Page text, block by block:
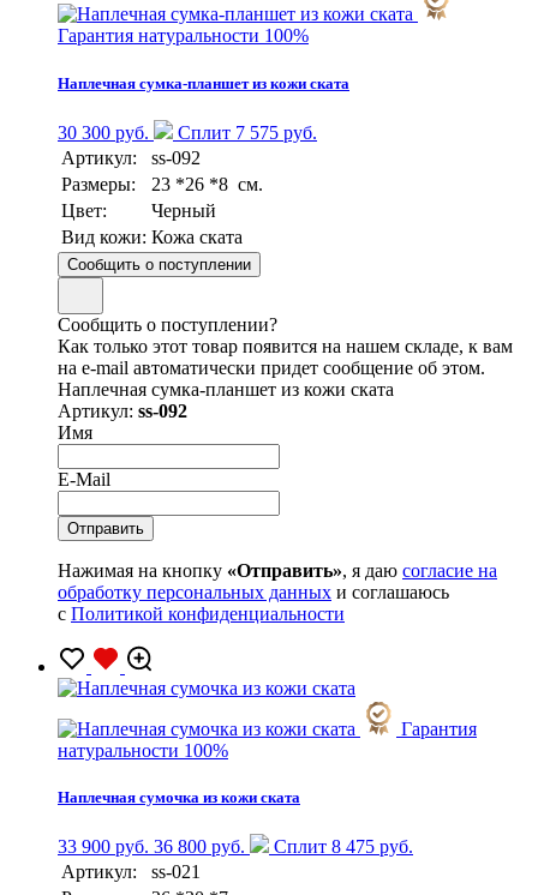
Гарантия натуральности 100%
Наплечная сумка-планшет из кожи ската
30 300 руб.
Сплит 7 575 руб.
Артикул:
ss-092
Размеры:
23 *26 *8 см.
Цвет:
Черный
Вид кожи: Кожа ската
Сообщить о поступлении
Сообщить о поступлении?
Как только этот товар появится на нашем складе, к вам
на e-mail автоматически придет сообщение об этом.
Наплечная сумка-планшет из кожи ската
Артикул: ss-092
Имя
E-Mail
Нажимая на кнопку «Отправить», я даю согласие на
обработку персональных данных и соглашаюсь
с Политикой конфиденциальности
Гарантия
натуральности 100%
Наплечная сумочка из кожи ската
33 900 руб. 36 800 руб.
Сплит 8 475 руб.
Артикул:
ss-021